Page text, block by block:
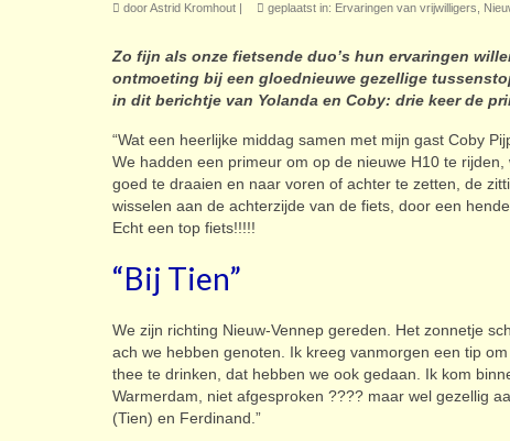
doorAstrid Kromhout geplaatst in: Ervaringen van vrijwilligers,
Zo fijn als onze fietsende duo’s hun ervaringen
ontmoeting bij een gloednieuwe gezellige
in dit berichtje van Yolanda en Coby: drie keer de
“Wat een heerlijke middag samen met mijn gast Coby
We hadden een primeur om op de nieuwe H10 te
goed te draaien en naar voren of achter te zetten, de
wisselen aan de achterzijde van de fiets, door een
Echt een top fiets!!!!!
“Bij Tien”
We zijn richting Nieuw-Vennep gereden. Het zonnetje
ach we hebben genoten. Ik kreeg vanmorgen een tip om
thee te drinken, dat hebben we ook gedaan. Ik kom
Warmerdam, niet afgesproken ???? maar wel gezellig
(Tien) en Ferdinand.”